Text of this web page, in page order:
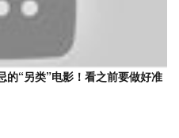
的“另类”电影！看之前要做好准